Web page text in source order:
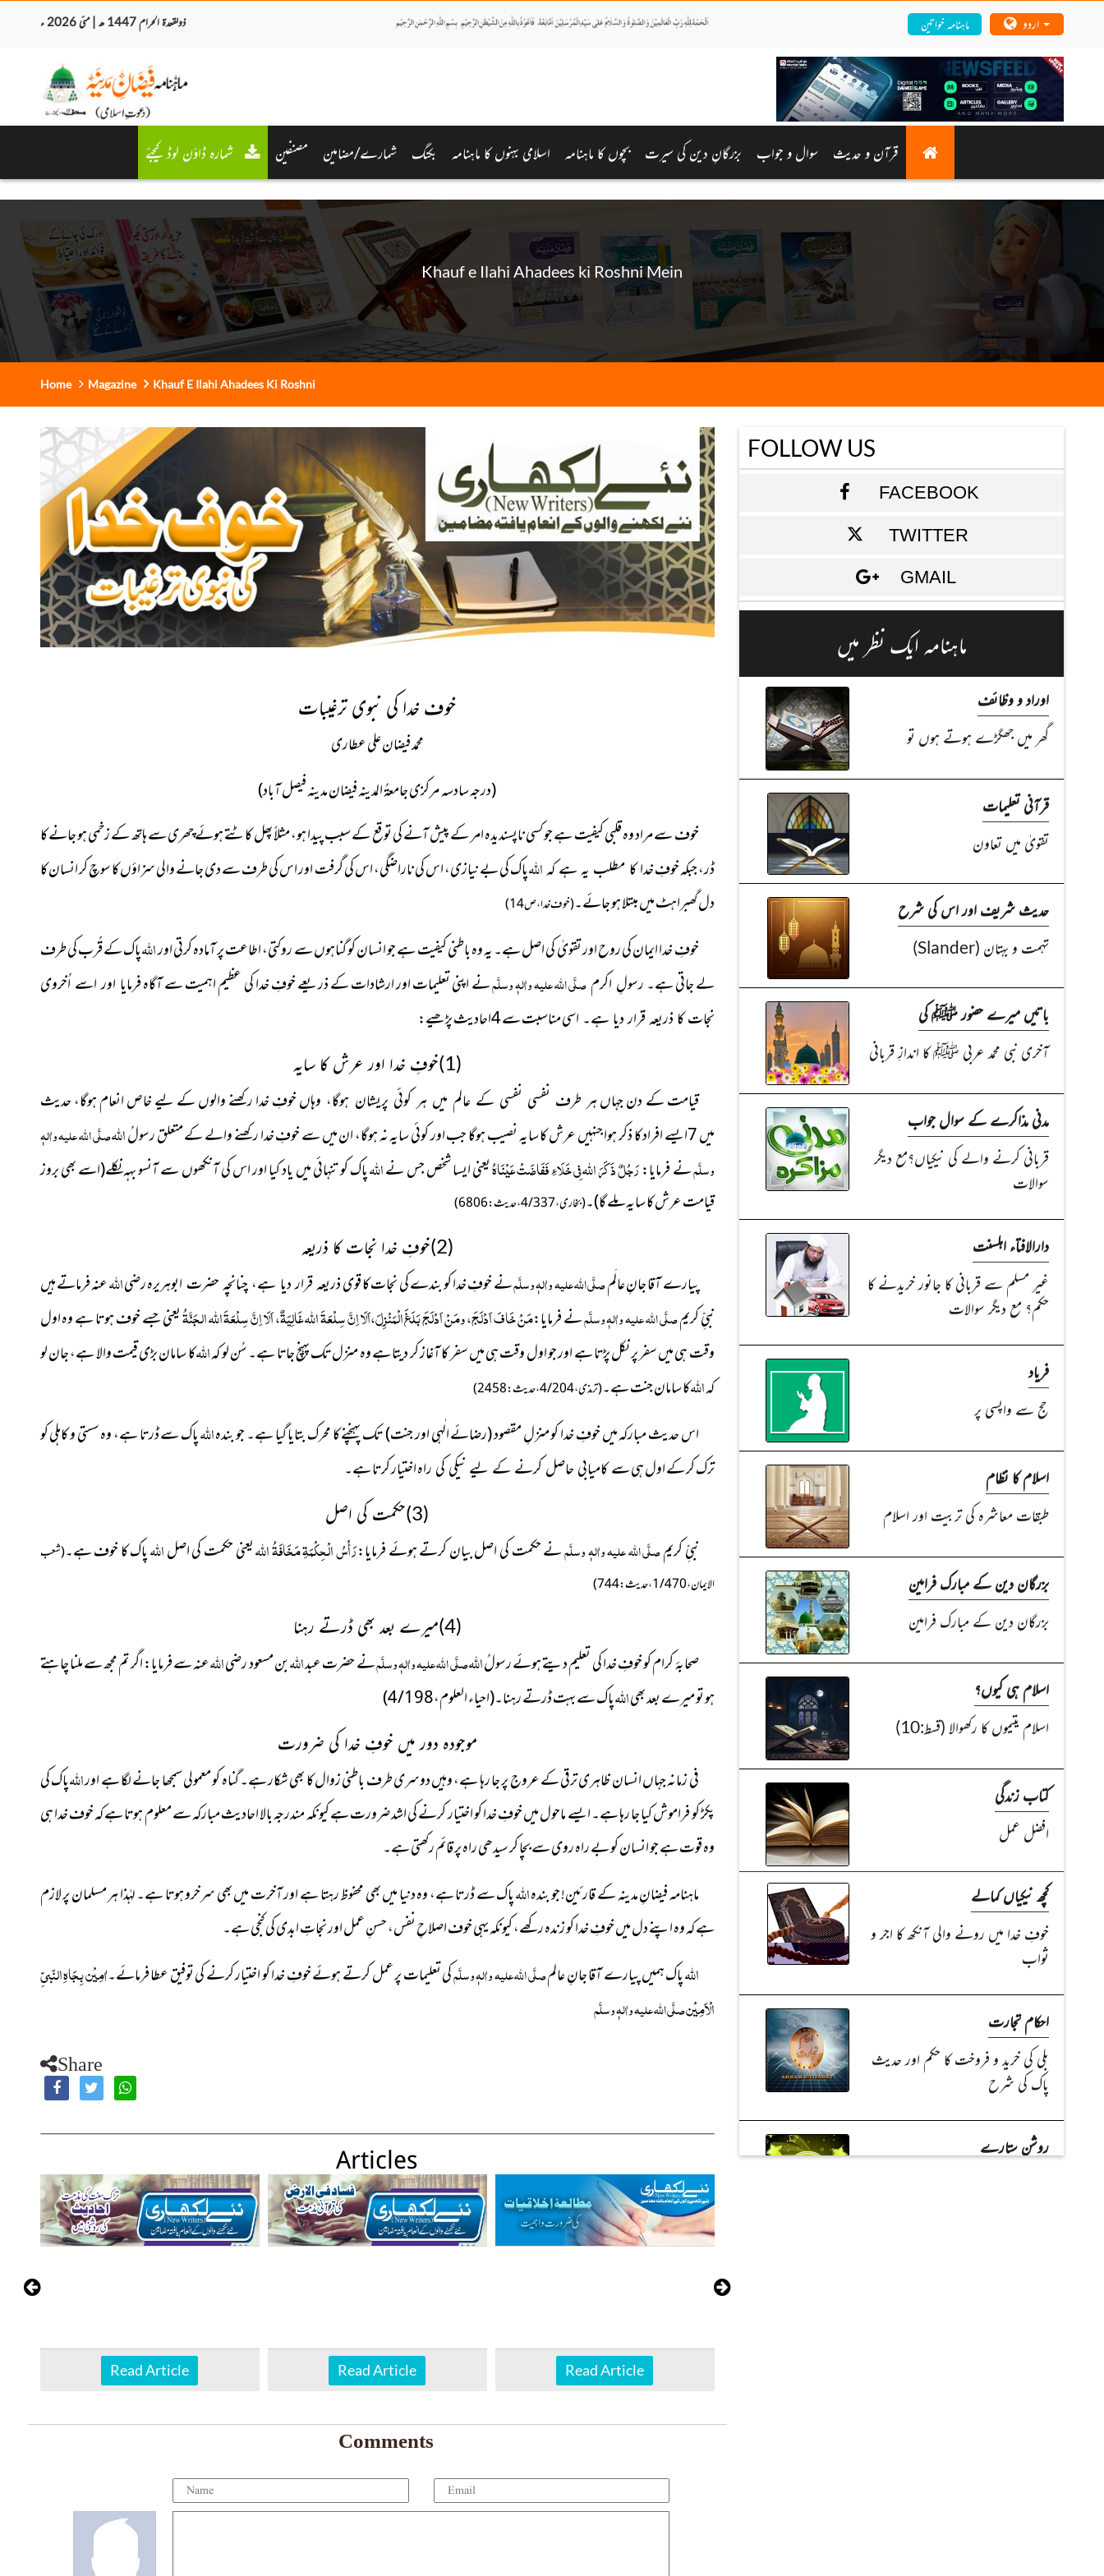
ذولقعدۃ الحرام 1447 ھ | مئی 2026 ء ماہنامہ خواتین
قرآن و حدیث سوال و جواب بزرگانِ دین کی سیرت بچوں کا ماہنامہ اسلامی بہنوں کا ماہنامہ بکنگ شمارے/مضامین مصنفین شمارہ ڈاؤن لوڈ کیجئے
Khauf e Ilahi Ahadees ki Roshni Mein
Home Magazine Khauf E Ilahi Ahadees Ki Roshni
خوف خدا کی نبوی ترغیبات
محمد فیضان علی عطاری
(درجہ سادسہمرکزی جامعۃُ المدينہ فیضان مدینہ فیصل آباد)
خوف سے مراد وہ قلبی کیفیت ہے جو کسی ناپسندیدہ امر کے پیش آنے کی توقع کے سبب پیدا ہو، مثلاً پھل کاٹتے ہوئے چھری سے ہاتھ کے زخمی ہو جانے کا
ڈر، جبکہ خوفِخدا کا مطلب یہ ہے کہ اللهپاک کی بے نیازی، اس کی ناراضگی،اس کی گرفت اور اس کی طرف سے دی جانے والی سزاؤں کا سوچ کر انسان کا
دل گھبراہٹ میںمبتلا ہو جائے۔(خوف خدا، ص14)
خوفِ خدا ایمان کی روح اور تقویٰ کی اصل ہے۔ یہ وہ باطنی کیفیت ہے جو انسان کو گناہوں سے روکتی،اطاعت پر آمادہ کرتی اوراللهپاک کے قُرب کی طرف
لے جاتی ہے۔ رسولِ اکرم صلَّی اللہ علیہ واٰلہٖ وسلَّمنے اپنی تعلیمات اور ارشاداتکے ذریعے خوفِ خدا کی عظیم اہمیت سے آگاہفرمایا اور اسےاُخروی
نجات کا ذریعہ قرار دیا ہے۔ اسی مناسبت سے 4احادیث پڑھیے:
(1)خوفِ خدا اور عرش کا سایہ
قیامت کے دن جہاںہر طرف نفسی نفسی کے عالم میں ہر کوئی پریشان ہوگا، وہاںخوفِ خدا رکھنے والوں کےلیے خاص انعام ہوگا، حدیث
میں 7ایسے افراد کا ذکر ہوا جنہیں عرش کا سایہ نصیب ہوگا جب اور کوئی سایہ نہ ہوگا، ان میں سے خوفِ خدا رکھنے والے کے متعلق رسولُ
اللهصلَّی اللہ علیہ واٰلہٖ
وسلَّمنے فرمایا:رَجُلٌ ذَكَرَ الله فِی خَلَاءِ فَفَاضَتْ عَيْنَاهُیعنی ایسا شخص جس نےاللهپاک کو تنہائی میں یاد کیا اور اس کی آنکھوں سے آنسو بہہ نکلے(اسے بھی بروز
قیامت عرش کا سایہ ملے گا)۔(بخاری،4/337، حدیث: 6806)
(2)خوفِ خدا نجات کا ذریعہ
پیارے آقا جانِ عالَمصلَّی اللہ علیہ واٰلہٖ وسلَّمنے خوفِ خدا کو بندے کی نجات کا قویذریعہ قرار دیا ہے، چنانچہ حضرت ابوہریرہ رضیاللہعنہ فرماتےہیں
نبیِّ کریمصلَّی اللہ علیہ واٰلہٖ وسلَّمنے فرمایا:مَنْ خَافَ اَدْلَجَ، ومَنْ اَدْلَجَ بَلَغَ الْمَنْزِلَ،اَلَا اِنَّ ‏سِلْعَةَ الله غَالِيَةٌ، اَلَا اِنَّ سِلْعَةَ الله الجَنَّةُیعنی جسے خوف ہوتا ہے وہ اول
وقت ہی میں سفر پر نکل پڑتا ہے اور جو اول وقت ہی میں سفر کا آغاز کر دیتا ہے وہ منزل تک پہنچ جاتا ہے۔ سُن لو کہاللهکا سامان بڑی قیمت والا ہے، جان لو
کہاللهکا سامان جنت ہے۔(ترمذی، 4/204، حدیث: 2458)
اس حدیث مبارکہ میں خوفِ خدا کو منزلِ مقصود (رضائےالٰہی اور جنت) تک پہنچنے کا محرک بتایا گیا ہے۔ جو بندہاللهپاک سے ڈرتا ہے، وہ سستی و کاہلی کو
ترک کر کے اول ہیسے کامیابی حاصل کرنے کے لیے نیکی کی راہ اختیار کرتا ہے۔
(3)حکمت کی اصل
نبیِّ کریمصلَّی اللہ علیہ واٰلہٖ وسلَّمنے حکمت کی اصل بیان کرتے ہوئے فرمایا:رَأْسُ الْحِكْمَةِ مَخَافَةُ اللهیعنی حکمت کی اصلاللهپاک کا خوف ہے۔(شعب
الایمان، 1/470، حدیث: 744)
(4)میرے بعد بھی ڈرتے رہنا
صحابۂ کرام کو خوفِ خدا کی تعلیم دیتے ہوئے رسولُاللہصلَّی اللہ علیہ واٰلہٖ وسلَّمنے حضرت عبداللهبن مسعود رضیاللہعنہ سےفرمایا: اگر تم مجھ سے ملنا چاہتے
ہو تو میرے بعد بھیاللهپاک سے بہت ڈرتے رہنا۔(احیاء العلوم،4/198 )
موجودہ دور میں خوفِ خدا کی ضرورت
فی زمانہ جہاں انسان ظاہری ترقی کے عروج پر جا رہا ہے، وہیں دوسری طرف باطنی زوال کا بھی شکار ہے۔ گناہکو معمولی سمجھا جانے لگا ہے اوراللهپاک کی
پکڑ کو فراموش کیا جا رہا ہے۔ ایسے ماحول میں خوفِ خدا کو اختیارکرنے کی اشد ضرورت ہے کیونکہ مندرجہ بالا احادیث مبارکہ سے معلوم ہوتا ہے کہ خوف خدا ہی
وہ قوت ہےجو انسان کو بے راہ روی سے بچا کر سیدھی راہ پر قائم رکھتی ہے۔
ماہنامہ فیضانِ مدینہ کے قارئین! جو بندہاللهپاک سےڈرتا ہے، وہ دنیا میں بھی محفوظ رہتا ہے اور آخرتمیں بھی سرخرو ہوتا ہے۔ لہٰذا ہر مسلمان پر لازم
ہے کہ وہ اپنے دل میں خوفِ خدا کو زندہ رکھے، کیونکہ یہی خوفاصلاحِ نفس، حسنِ عمل اور نجاتِ ابدی کی کنجی ہے۔
اللهپاک ہمیں پیارے آقا جانِ عالمصلَّی اللہ علیہ واٰلہٖ وسلَّمکی تعلیمات پرعمل کرتے ہوئے خوفِ خدا کو اختیار کرنے کی توفیق عطا فرمائے۔اٰمِیْن بِجَاہِ النّبیِّ
الْاَمِیْنصلَّی اللہ علیہ واٰلہٖ وسلَّم
Share
Articles
Read Article Read Article Read Article
Comments
FOLLOW US
FACEBOOK
TWITTER
GMAIL
ماہنامہ ایک نظر میں
اوراد و وظائف
گھر میں جھگڑے ہوتے ہوں تو
قرآنی تعلیمات
تقویٰ میں تعاون
حدیث شریف اور اس کی شرح
تہمت و بہتان (Slander)
باتیں میرے حضور ﷺ کی
آخری نبی محمد عربی ﷺ کا اندازِ قربانی
مدنی مذاکرے کے سوال جواب
قربانی کرنے والے کی نیکیاں؟مع دیگر
سوالات
دارالافتاء اہلسنت
غیر مسلم سے قربانی کا جانور خریدنے کا
حکم؟ مع دیگر سوالات
فریاد
حج سے واپسی پر
اسلام کا نظام
طبقات معاشرہ کی تربیت اور اسلام
بزرگان دین کے مبارک فرامین
بزرگان دین کے مبارک فرامین
اسلام ہی کیوں؟
اسلام یتیموں کا رکھوالا (قسط:10)
کتاب زندگی
افضل عمل
کچھ نیکیاں کمالے
خوفِ خدا میں رونے والی آنکھ کا اجر و
ثواب
احکام تجارت
بلی کی خرید و فروخت کا حکم اور حدیث
پاک کی شرح
روشن ستارے